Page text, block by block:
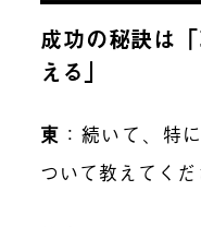
成功の秘訣は
える」
東 ：続いて、特
ついて教えてくだ